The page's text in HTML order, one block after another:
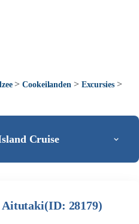
>Cookeilanden > Excursies>
Cruise
Aitutaki(ID: 28179)